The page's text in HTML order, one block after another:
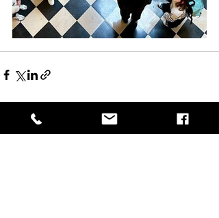
Posts récents Voir tout